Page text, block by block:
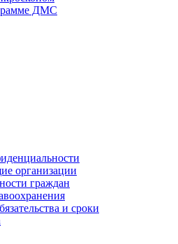
ДМС
организации
граждан
и сроки